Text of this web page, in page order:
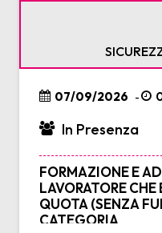
07/09/2026 -
In Presenza
FORMAZIONE E
LAVORATORE CHE
QUOTA (SENZA
CATEGORIA